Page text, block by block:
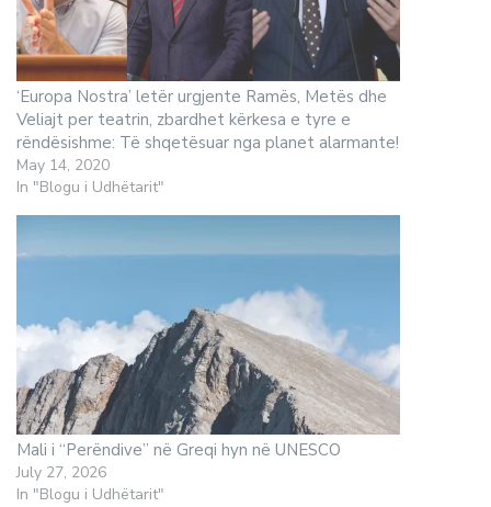
‘Europa Nostra’ letër urgjente Ramës, Metës dhe
Veliajt per teatrin, zbardhet kërkesa e tyre e
rëndësishme: Të shqetësuar nga planet alarmante!
May 14, 2020
In "Blogu i Udhëtarit"
Mali i “Perëndive” në Greqi hyn në UNESCO
July 27, 2026
In "Blogu i Udhëtarit"